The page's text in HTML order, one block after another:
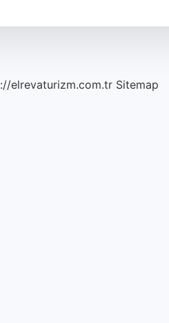
elrevaturizm.com.tr Sitemap